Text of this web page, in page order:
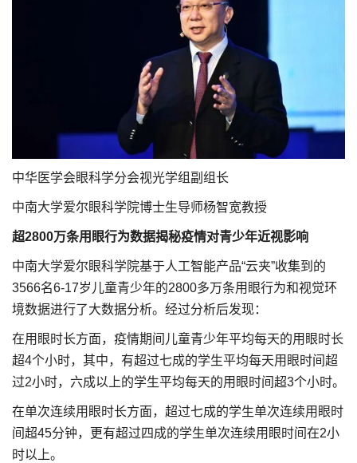
中华医学会眼科学分会视光学组副组长
中南大学爱尔眼科学院博士生导师杨智宽教授
超2800万条用眼行为数据揭秘疫情对青少年近视影响
中南大学爱尔眼科学院基于人工智能产品“云夹”收集到的
3566名6-17岁儿童青少年的2800多万条用眼行为和视觉环
境数据进行了大数据分析。经过分析后发现：
在用眼时长方面，疫情期间儿童青少年平均每天的用眼时长
超4个小时，其中，有超过七成的学生平均每天用眼时间超
过2小时，六成以上的学生平均每天的用眼时间超3个小时。
在单次连续用眼时长方面，超过七成的学生单次连续用眼时
间超45分钟，更有超过四成的学生单次连续用眼时间在2小
时以上。